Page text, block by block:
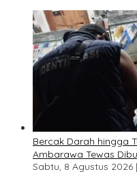
Bercak Darah hingga
Ambarawa Tewas
Sabtu, 8 Agustus 2026 |